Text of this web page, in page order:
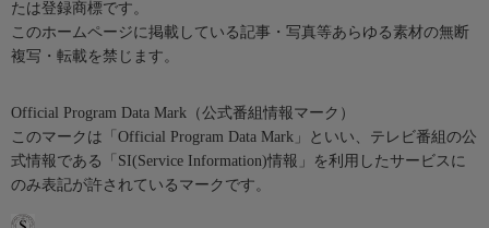
たは登録商標です。
このホームページに掲載している記事・写真等あらゆる素材の無断
複写・転載を禁じます。
Official Program Data Mark（公式番組情報マーク）
このマークは「Official Program Data Mark」といい、テレビ番組の公
式情報である「SI(Service Information)情報」を利用したサービスに
のみ表記が許されているマークです。